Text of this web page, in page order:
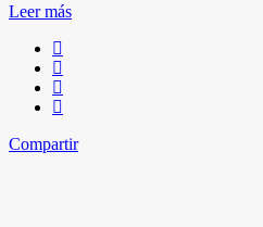
Leer más
Compartir